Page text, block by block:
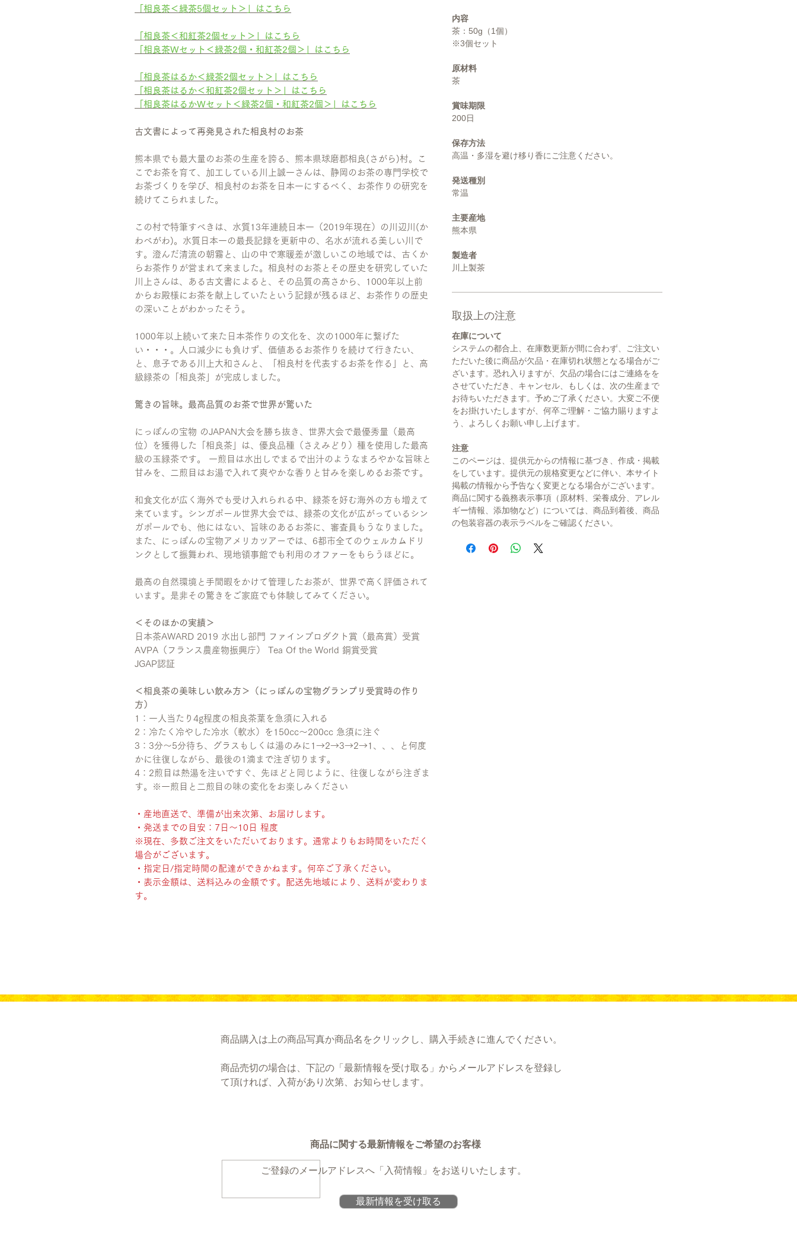
「相良茶＜緑茶5個セット＞」はこちら
「相良茶＜和紅茶2個セット＞」はこちら
「相良茶Wセット＜緑茶2個・和紅茶2個＞」はこちら
「相良茶はるか＜緑茶2個セット＞」はこちら
「相良茶はるか＜和紅茶2個セット＞」はこちら
「相良茶はるかWセット＜緑茶2個・和紅茶2個＞」はこちら
古文書によって再発見された相良村のお茶
熊本県でも最大量のお茶の生産を誇る、熊本県球磨郡相良(さがら)村。こ
こでお茶を育て、加工している川上誠一さんは、静岡のお茶の専門学校で
お茶づくりを学び、相良村のお茶を日本一にするべく、お茶作りの研究を
続けてこられました。
この村で特筆すべきは、水質13年連続日本一（2019年現在）の川辺川(か
わべがわ)。水質日本一の最長記録を更新中の、名水が流れる美しい川で
す。澄んだ清流の朝霧と、山の中で寒暖差が激しいこの地域では、古くか
らお茶作りが営まれて来ました。相良村のお茶とその歴史を研究していた
川上さんは、ある古文書によると、その品質の高さから、1000年以上前
からお殿様にお茶を献上していたという記録が残るほど、お茶作りの歴史
の深いことがわかったそう。
1000年以上続いて来た日本茶作りの文化を、次の1000年に繋げた
い・・・。人口減少にも負けず、価値あるお茶作りを続けて行きたい、
と、息子である川上大和さんと、「相良村を代表するお茶を作る」と、高
級緑茶の「相良茶」が完成しました。
驚きの旨味。最高品質のお茶で世界が驚いた
にっぽんの宝物 のJAPAN大会を勝ち抜き、世界大会で最優秀量（最高
位）を獲得した「相良茶」は、優良品種（さえみどり）種を使用した最高
級の玉緑茶です。 一煎目は水出しでまるで出汁のようなまろやかな旨味と
甘みを、二煎目はお湯で入れて爽やかな香りと甘みを楽しめるお茶です。
和食文化が広く海外でも受け入れられる中、緑茶を好む海外の方も増えて
来ています。シンガポール世界大会では、緑茶の文化が広がっているシン
ガポールでも、他にはない、旨味のあるお茶に、審査員もうなりました。
また、にっぽんの宝物アメリカツアーでは、6都市全てのウェルカムドリ
ンクとして振舞われ、現地領事館でも利用のオファーをもらうほどに。
最高の自然環境と手間暇をかけて管理したお茶が、世界で高く評価されて
います。是非その驚きをご家庭でも体験してみてください。
＜そのほかの実績＞
日本茶AWARD 2019 水出し部門 ファインプロダクト賞（最高賞）受賞
AVPA（フランス農産物振興庁） Tea Of the World 銅賞受賞
JGAP認証
＜相良茶の美味しい飲み方＞（にっぽんの宝物グランプリ受賞時の作り
方）
1：一人当たり4g程度の相良茶葉を急須に入れる
2：冷たく冷やした冷水（軟水）を150cc〜200cc 急須に注ぐ
3：3分〜5分待ち、グラスもしくは湯のみに1→2→3→2→1、、、と何度
かに往復しながら、最後の1滴まで注ぎ切ります。
4：2煎目は熱湯を注いですぐ、先ほどと同じように、往復しながら注ぎま
す。※一煎目と二煎目の味の変化をお楽しみください
・産地直送で、準備が出来次第、お届けします。
・発送までの目安：7日〜10日 程度
※現在、多数ご注文をいただいております。通常よりもお時間をいただく
場合がございます。
・指定日/指定時間の配達ができかねます。何卒ご了承ください。
・表示金額は、送料込みの金額です。配送先地域により、送料が変わりま
す。
内容
茶：50g（1個）
※3個セット
原材料
茶
賞味期限
200日
保存方法
高温・多湿を避け移り香にご注意ください。
発送種別
常温
主要産地
熊本県
製造者
川上製茶
取扱上の注意
在庫について
システムの都合上、在庫数更新が間に合わず、ご注文い
ただいた後に商品が欠品・在庫切れ状態となる場合がご
ざいます。恐れ入りますが、欠品の場合にはご連絡をを
させていただき、キャンセル、もしくは、次の生産まで
お待ちいただきます。予めご了承ください。大変ご不便
をお掛けいたしますが、何卒ご理解・ご協力賜りますよ
う、よろしくお願い申し上げます。
注意
このページは、提供元からの情報に基づき、作成・掲載
をしています。提供元の規格変更などに伴い、本サイト
掲載の情報から予告なく変更となる場合がございます。
商品に関する義務表示事項（原材料、栄養成分、アレル
ギー情報、添加物など）については、商品到着後、商品
の包装容器の表示ラベルをご確認ください。
商品購入は上の商品写真か商品名をクリックし、購入手続きに進んでください。
商品売切の場合は、下記の「最新情報を受け取る」からメールアドレスを登録し
て頂ければ、入荷があり次第、お知らせします。
商品に関する最新情報をご希望のお客様
ご登録のメールアドレスへ 「入荷情報」をお送りいたします。
最新情報を受け取る